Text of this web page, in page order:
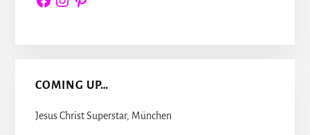
COMING UP…
Jesus Christ Superstar, München